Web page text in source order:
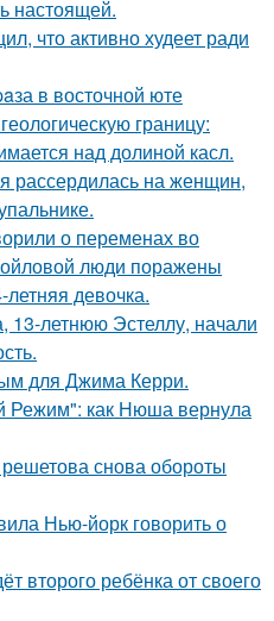
настоящей.
что активно худеет ради
в восточной юте
границу:
над долиной касл.
рассердилась на женщин,
о переменах во
люди поражены
девочка.
13-летнюю Эстеллу, начали
для Джима Керри.
Режим": как Нюша вернула
снова обороты
Нью-йорк говорить о
второго ребёнка от своего